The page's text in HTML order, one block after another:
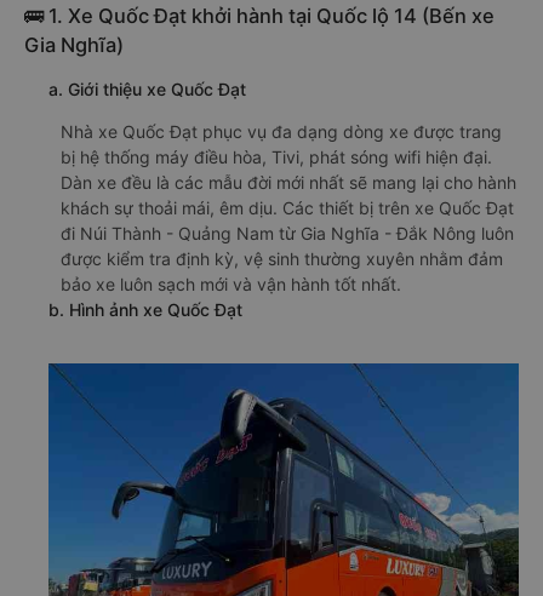
🚌 1. Xe Quốc Đạt khởi hành tại Quốc lộ 14 (Bến xe
Gia Nghĩa)
a. Giới thiệu xe Quốc Đạt
Nhà xe Quốc Đạt phục vụ đa dạng dòng xe được trang
bị hệ thống máy điều hòa, Tivi, phát sóng wifi hiện đại.
Dàn xe đều là các mẫu đời mới nhất sẽ mang lại cho hành
khách sự thoải mái, êm dịu. Các thiết bị trên xe Quốc Đạt
đi Núi Thành - Quảng Nam từ Gia Nghĩa - Đắk Nông luôn
được kiểm tra định kỳ, vệ sinh thường xuyên nhằm đảm
bảo xe luôn sạch mới và vận hành tốt nhất.
b. Hình ảnh xe Quốc Đạt